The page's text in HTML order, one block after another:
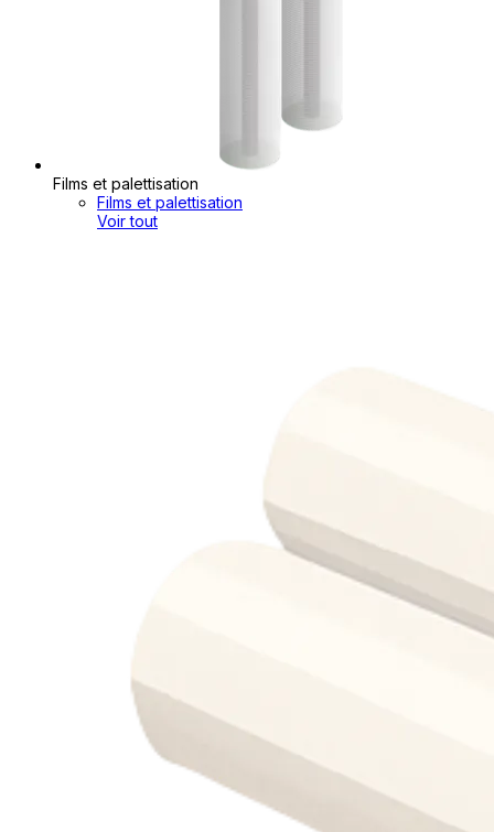
Films et palettisation
Films et palettisation
Voir tout